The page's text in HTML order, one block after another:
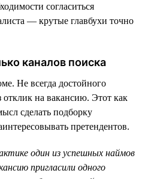
согласиться
— крутые главбухи точно
каналов поиска
Не всегда достойного
на вакансию. Этот как
сделать подборку
претендентов.
один из успешных наймов
пригласили одного